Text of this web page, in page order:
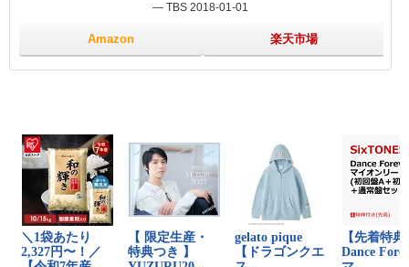
— TBS 2018-01-01
Amazon 楽天市場